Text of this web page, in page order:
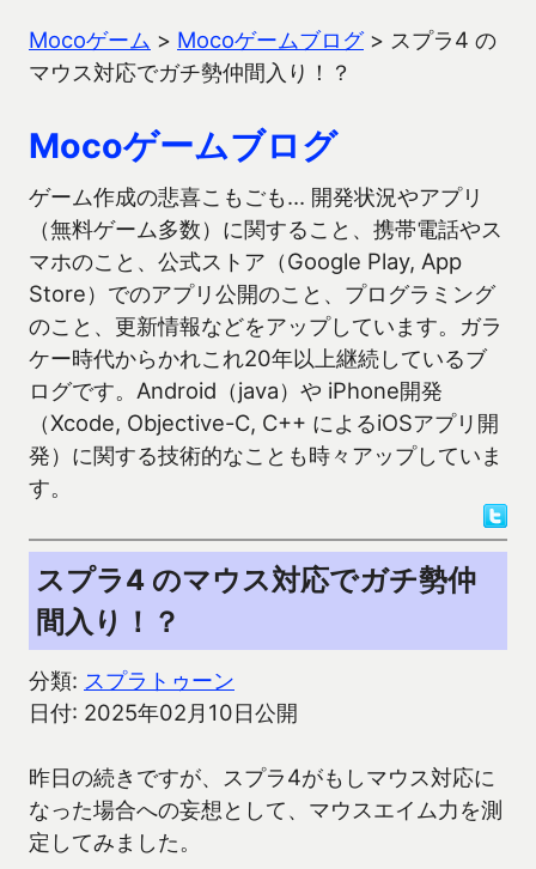
Mocoゲーム > Mocoゲームブログ> スプラ4 の
マウス対応でガチ勢仲間入り！？
Mocoゲームブログ
ゲーム作成の悲喜こもごも… 開発状況やアプリ
（無料ゲーム多数）に関すること、携帯電話やス
マホのこと、公式ストア（Google Play, App
Store）でのアプリ公開のこと、プログラミング
のこと、更新情報などをアップしています。ガラ
ケー時代からかれこれ20年以上継続しているブ
ログです。Android（java）や iPhone開発
（Xcode, Objective-C, C++ によるiOSアプリ開
発）に関する技術的なことも時々アップしていま
す。
スプラ4 のマウス対応でガチ勢仲
間入り！？
分類: スプラトゥーン
日付: 2025年02月10日公開
昨日の続きですが、スプラ4がもしマウス対応に
なった場合への妄想として、マウスエイム力を測
定してみました。